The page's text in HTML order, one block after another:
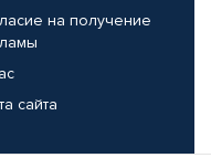
на получение
сайта